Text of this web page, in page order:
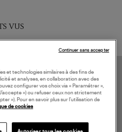
VUS
et technologies similaires à des fins de
et analyses, en collaboration avec des
configurer vos choix via « Paramétrer »,
») ou refuser ceux non strictement
»). Pour en savoir plus sur l’utilisation de
de cookies
Continuer sans accepter